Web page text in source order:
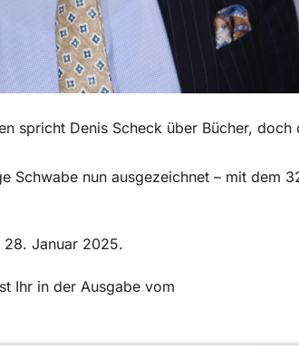
spricht Denis Scheck über Bücher,
Schwabe nun ausgezeichnet – mit dem
28. Januar 2025.
Ihr in der Ausgabe vom